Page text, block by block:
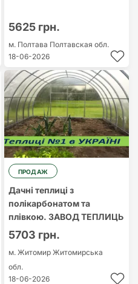
5625 грн.
м. Полтава Полтавская обл.
18-06-2026
ПРОДАЖ
Дачні теплиці з
полікарбонатом та
плівкою. ЗАВОД ТЕПЛИЦЬ
5703 грн.
м. Житомир Житомирська
обл.
18-06-2026